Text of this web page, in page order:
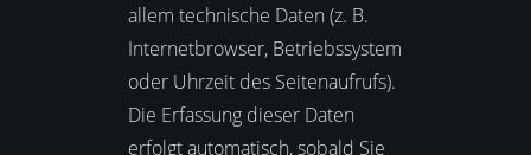
allem technische Daten (z. B.
Internetbrowser, Betriebssystem
oder Uhrzeit des Seitenaufrufs).
Die Erfassung dieser Daten
erfolgt automatisch, sobald Sie